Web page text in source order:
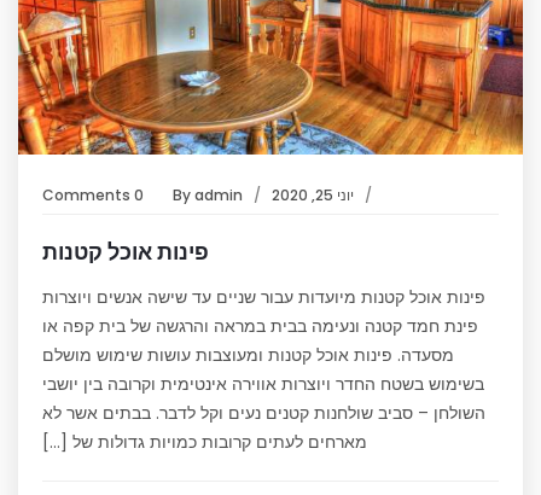
יוני 25, 2020 Byadmin
0 Comments
פינות אוכל קטנות
פינות אוכל קטנות מיועדות עבור שניים עד שישה אנשים ויוצרות
פינת חמד קטנה ונעימה בבית במראה והרגשה של בית קפה או
מסעדה. פינות אוכל קטנות ומעוצבות עושות שימוש מושלם
בשימוש בשטח החדר ויוצרות אווירה אינטימית וקרובה בין יושבי
השולחן – סביב שולחנות קטנים נעים וקל לדבר. בבתים אשר לא
מארחים לעתים קרובות כמויות גדולות של […]